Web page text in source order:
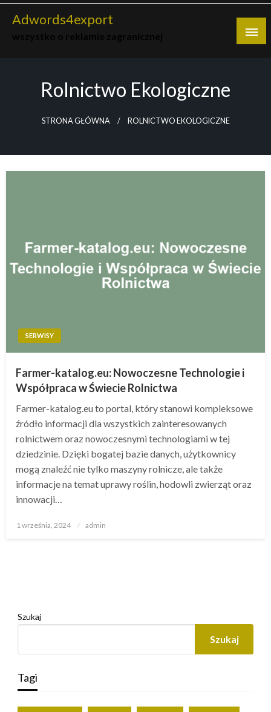
Skip
Adwords4export
Rolnictwo Ekologiczne
STRONA GŁÓWNA ROLNICTWO EKOLOGICZNE
SERWISY
Farmer-katalog.eu: Nowoczesne Technologie i
Współpraca w Świecie Rolnictwa
Farmer-katalog.eu to portal, który stanowi kompleksowe
źródło informacji dla wszystkich zainteresowanych
rolnictwem oraz nowoczesnymi technologiami w tej
dziedzinie. Dzięki bogatej bazie danych, użytkownicy
mogą znaleźć nie tylko maszyny rolnicze, ale także
informacje na temat uprawy roślin, hodowli zwierząt oraz
innowacji…
Opublikowane
1 września, 2024 admin
Szukaj
Szukaj
Tagi